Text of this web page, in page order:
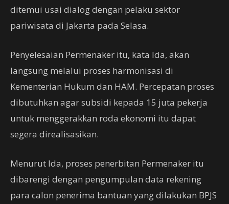
ditemui usai dialog dengan pelaku sektor
pariwisata di Jakarta pada Selasa.
Penyelesaian Permenaker itu, kata Ida, akan
langsung melalui proses harmonisasi di
Kementerian Hukum dan HAM. Percepatan proses
dibutuhkan agar subsidi kepada 15 juta pekerja
untuk menggerakkan roda ekonomi itu dapat
segera direalisasikan.
Menurut Ida, proses penerbitan Permenaker itu
dibarengi dengan pengumpulan data rekening
para calon penerima bantuan yang dilakukan BPJS